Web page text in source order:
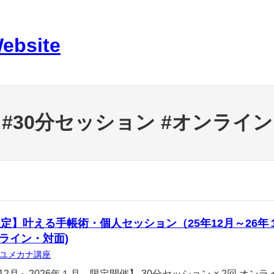
#30分セッション #オンライン
】叶える手帳術・個人セッション（25年12月～26
イン・対面)
ユメカナ講座